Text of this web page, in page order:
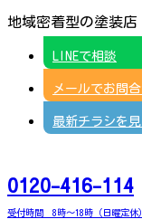
コ
ナ
地域密着型の塗装
LINEで相談
メールでお問
最新チラシを見
0120-416-114
受付時間 8時～18時（日曜定休）